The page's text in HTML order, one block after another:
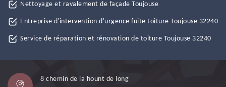
Nettoyage et ravalement de façade Toujouse
Entreprise d'intervention d'urgence fuite toiture Toujouse 32240
Service de réparation et rénovation de toiture Toujouse 32240
8 chemin de la hount de long